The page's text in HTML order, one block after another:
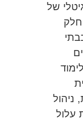
של
חלק
ניהול
עלול